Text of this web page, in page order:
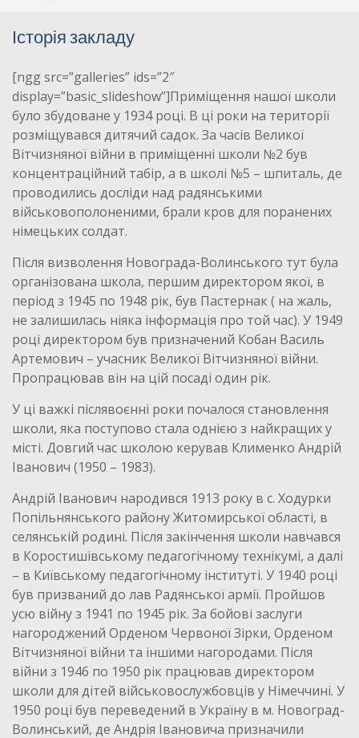
Історія закладу
[ngg src=”galleries” ids=”2″
display=”basic_slideshow”]Приміщення нашої школи
було збудоване у 1934 році. В ці роки на території
розміщувався дитячий садок. За часів Великої
Вітчизняної війни в приміщенні школи №2 був
концентраційний табір, а в школі №5 – шпиталь, де
проводились досліди над радянськими
військовополоненими, брали кров для поранених
німецьких солдат.
Після визволення Новограда-Волинського тут була
організована школа, першим директором якої, в
період з 1945 по 1948 рік, був Пастернак ( на жаль,
не залишилась ніяка інформація про той час). У 1949
році директором був призначений Кобан Василь
Артемович – учасник Великої Вітчизняної війни.
Пропрацював він на цій посаді один рік.
У ці важкі післявоєнні роки почалося становлення
школи, яка поступово стала однією з найкращих у
місті. Довгий час школою керував Клименко Андрій
Іванович (1950 – 1983).
Андрій Іванович народився 1913 року в с. Ходурки
Попільнянського району Житомирської області, в
селянській родині. Після закінчення школи навчався
в Коростишівському педагогічному технікумі, а далі
– в Київському педагогічному інституті. У 1940 році
був призваний до лав Радянської армії. Пройшов
усю війну з 1941 по 1945 рік. За бойові заслуги
нагороджений Орденом Червоної Зірки, Орденом
Вітчизняної війни та іншими нагородами. Після
війни з 1946 по 1950 рік працював директором
школи для дітей військовослужбовців у Німеччині. У
1950 році був переведений в Україну в м. Новоград-
Волинський, де Андрія Івановича призначили